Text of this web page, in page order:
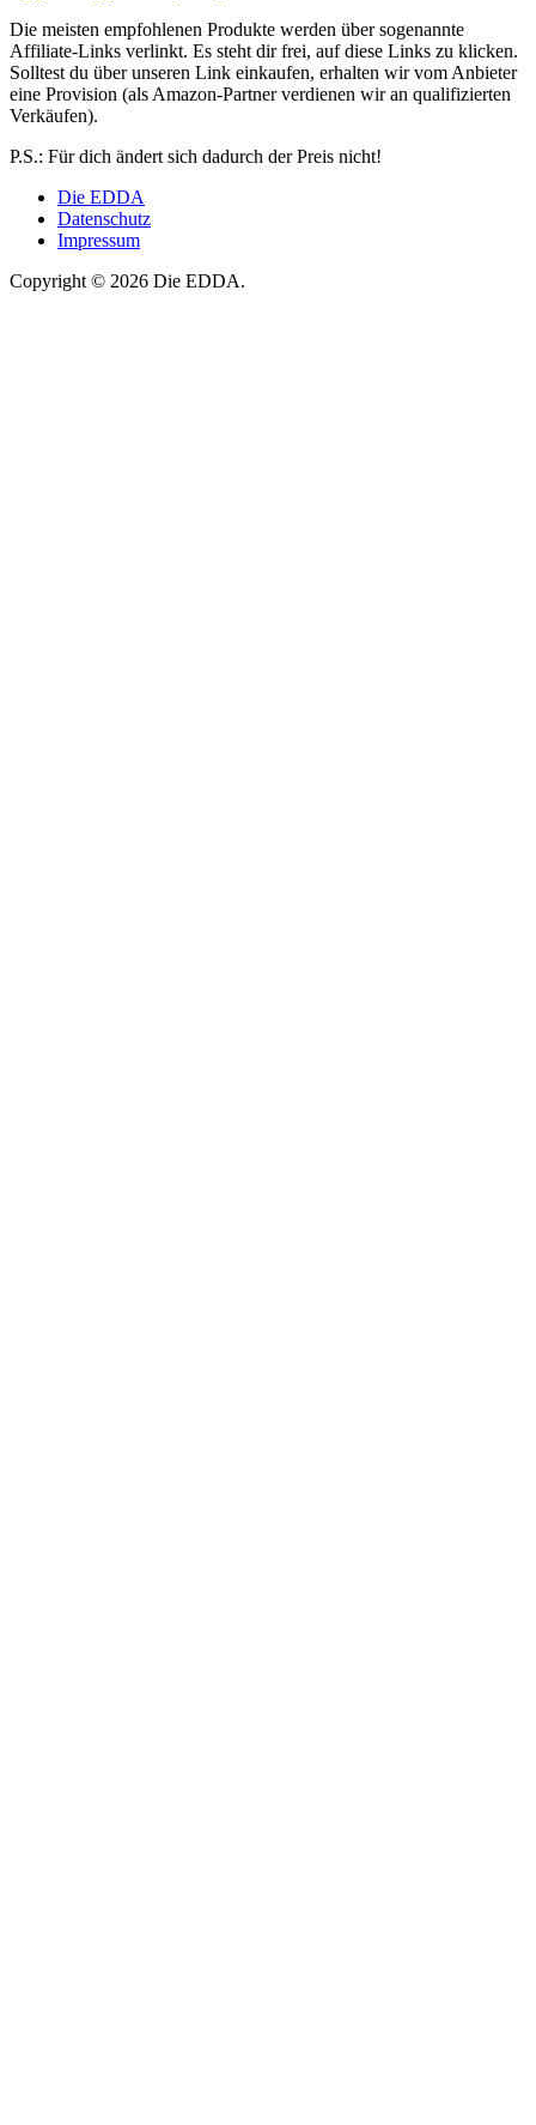
Die meisten empfohlenen Produkte werden über sogenannte
Affiliate-Links verlinkt. Es steht dir frei, auf diese Links zu klicken.
Solltest du über unseren Link einkaufen, erhalten wir vom Anbieter
eine Provision (als Amazon-Partner verdienen wir an qualifizierten
Verkäufen).
P.S.: Für dich ändert sich dadurch der Preis nicht!
Die EDDA
Datenschutz
Impressum
Copyright © 2026 Die EDDA.